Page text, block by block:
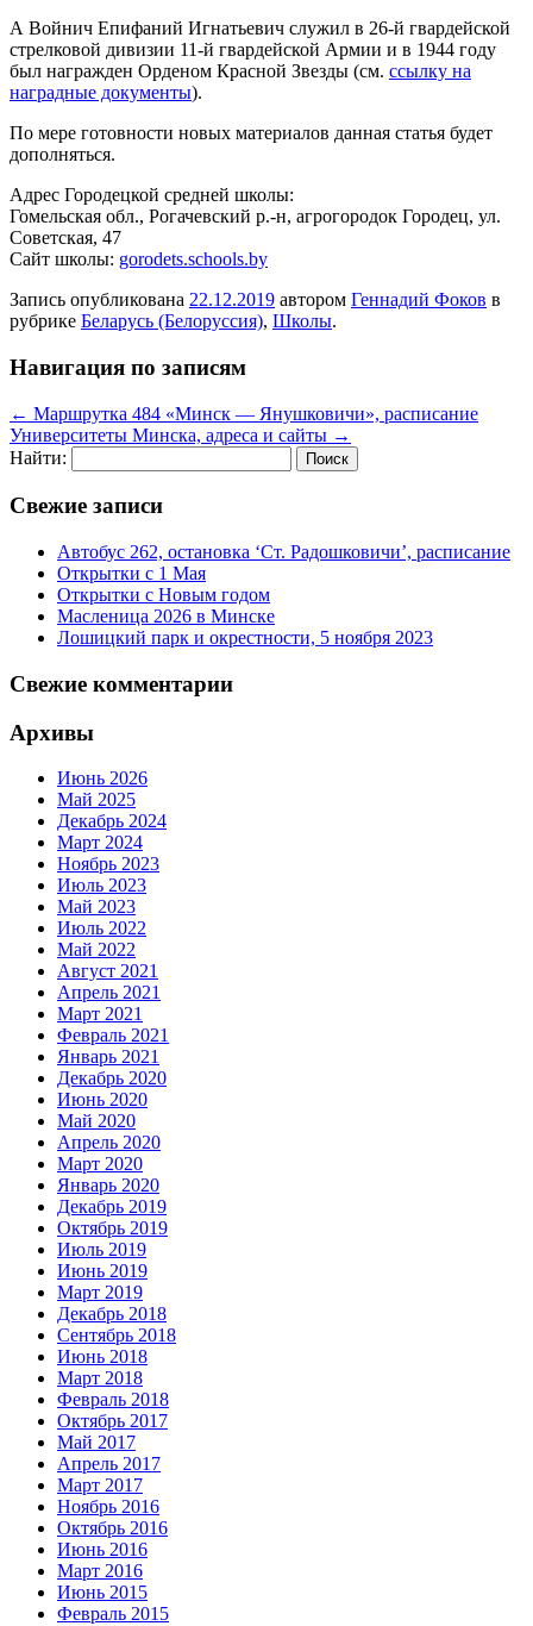
А Войнич Епифаний Игнатьевич служил в 26-й гвардейской
стрелковой дивизии 11-й гвардейской Армии и в 1944 году
был награжден Орденом Красной Звезды (см. ссылку на
наградные документы).
По мере готовности новых материалов данная статья будет
дополняться.
Адрес Городецкой средней школы:
Гомельская обл., Рогачевский р.-н, агрогородок Городец, ул.
Советская, 47
Сайт школы: gorodets.schools.by
Запись опубликована 22.12.2019 автором Геннадий Фоков в
рубрике Беларусь (Белоруссия), Школы.
Навигация по записям
← Маршрутка 484 «Минск — Янушковичи», расписание
Университеты Минска, адреса и сайты →
Найти:
Свежие записи
Автобус 262, остановка ‘Ст. Радошковичи’, расписание
Открытки с 1 Мая
Открытки с Новым годом
Масленица 2026 в Минске
Лошицкий парк и окрестности, 5 ноября 2023
Свежие комментарии
Архивы
Июнь 2026
Май 2025
Декабрь 2024
Март 2024
Ноябрь 2023
Июль 2023
Май 2023
Июль 2022
Май 2022
Август 2021
Апрель 2021
Март 2021
Февраль 2021
Январь 2021
Декабрь 2020
Июнь 2020
Май 2020
Апрель 2020
Март 2020
Январь 2020
Декабрь 2019
Октябрь 2019
Июль 2019
Июнь 2019
Март 2019
Декабрь 2018
Сентябрь 2018
Июнь 2018
Март 2018
Февраль 2018
Октябрь 2017
Май 2017
Апрель 2017
Март 2017
Ноябрь 2016
Октябрь 2016
Июнь 2016
Март 2016
Июнь 2015
Февраль 2015